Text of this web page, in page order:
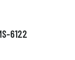
6122